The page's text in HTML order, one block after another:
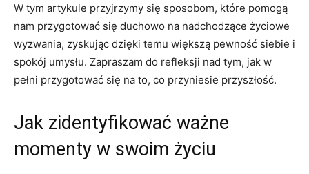
W tym⁤ artykule ‍przyjrzymy się sposobom, które pomogą
nam przygotować ‍się duchowo ​na nadchodzące życiowe
wyzwania, zyskując dzięki temu większą pewność siebie i
spokój umysłu. Zapraszam do refleksji nad tym, jak‌ w
pełni ⁢przygotować się na to, co przyniesie przyszłość.
Jak zidentyfikować ważne
momenty w swoim życiu